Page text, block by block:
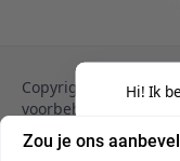
Copyright © 2013-
voorbehouden.
Hi! Ik
Zou je ons